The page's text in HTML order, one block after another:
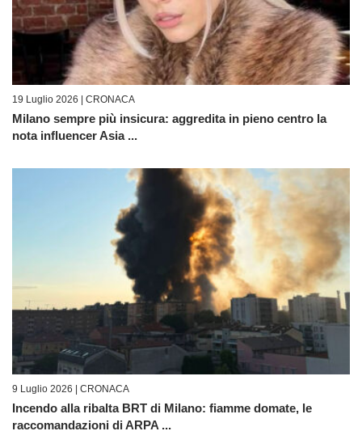
19 Luglio 2026 | CRONACA
Milano sempre più insicura: aggredita in pieno centro la
nota influencer Asia ...
9 Luglio 2026 | CRONACA
Incendo alla ribalta BRT di Milano: fiamme domate, le
raccomandazioni di ARPA ...